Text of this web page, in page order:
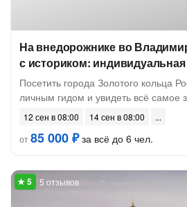
На внедорожнике во
с историком: индивидуальная
Посетить города Золотого кольца
личным гидом и увидеть всё самое
12 сен в 08:00
14 сен в 08:00
от85 000 ₽за всё до 6 чел.
5 отзывов